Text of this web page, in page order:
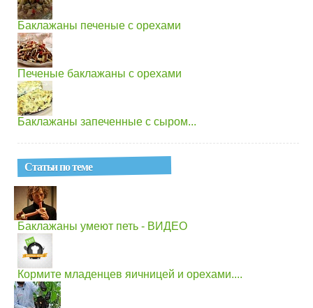
Баклажаны печеные с орехами
Печеные баклажаны с орехами
Баклажаны запеченные с сыром...
Статьи по теме
Баклажаны умеют петь - ВИДЕО
Кормите младенцев яичницей и орехами....